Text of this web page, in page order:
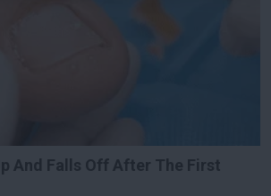
And Falls Off After The First